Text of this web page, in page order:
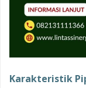
Karakteristik